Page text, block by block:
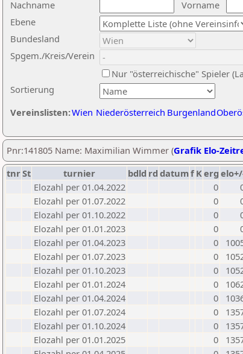
Nachname
Vorname
Ebene
Sortierung
Bundesland
Spgem./Kreis/Verein
Nur "österreichische" Spieler
Vereinslisten:Wien Niederösterreich Burgenland
Pnr:141805 Name: Maximilian Wimmer (Grafik Elo-
tnrSt turnier bdld rd datumf Kerg
Elozahl per 01.04.2022
0
Elozahl per 01.07.2022
0
Elozahl per 01.10.2022
0
Elozahl per 01.01.2023
0
Elozahl per 01.04.2023
0
Elozahl per 01.07.2023
0
Elozahl per 01.10.2023
0
Elozahl per 01.01.2024
0
Elozahl per 01.04.2024
0
Elozahl per 01.07.2024
0
Elozahl per 01.10.2024
0
Elozahl per 01.01.2025
0